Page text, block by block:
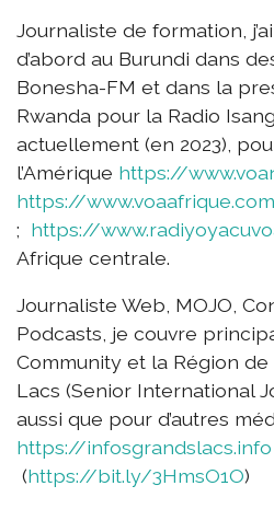
Journaliste de formation,
d’abord au Burundi dans
Bonesha-FM et dans la
Rwanda pour la Radio
actuellement (en 2023),
l’Amérique https://
https://www.voaafrique.com
; https://
Afrique centrale.
Journaliste Web, MOJO,
Podcasts, je couvre
Community et la Région de
Lacs (Senior International
aussi que pour d’autres
https://infosgrandslacs.info
(https://bit.ly/3HmsO1O)